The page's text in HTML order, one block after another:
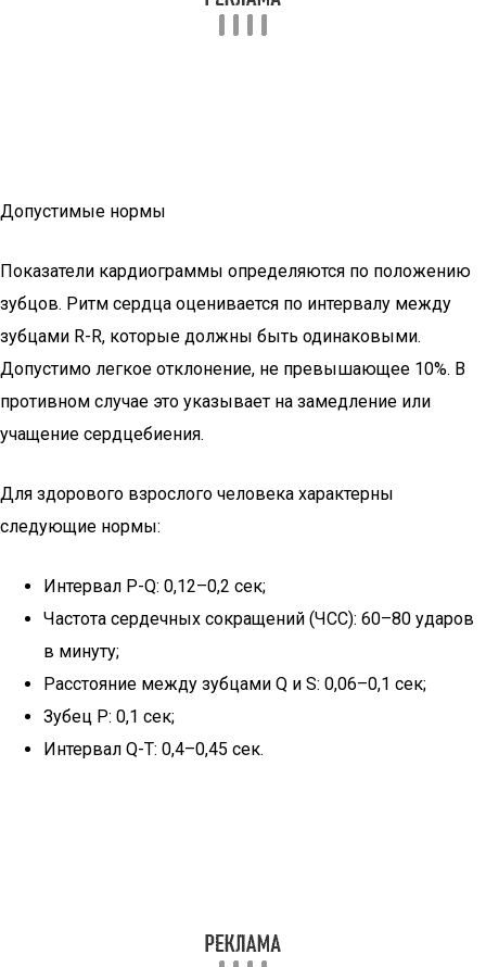
Допустимые нормы
Показатели кардиограммы определяются по положению
зубцов. Ритм сердца оценивается по интервалу между
зубцами R-R, которые должны быть одинаковыми.
Допустимо легкое отклонение, не превышающее 10%. В
противном случае это указывает на замедление или
учащение сердцебиения.
Для здорового взрослого человека характерны
следующие нормы:
Интервал P-Q: 0,12–0,2 сек;
Частота сердечных сокращений (ЧСС): 60–80 ударов
в минуту;
Расстояние между зубцами Q и S: 0,06–0,1 сек;
Зубец P: 0,1 сек;
Интервал Q-T: 0,4–0,45 сек.